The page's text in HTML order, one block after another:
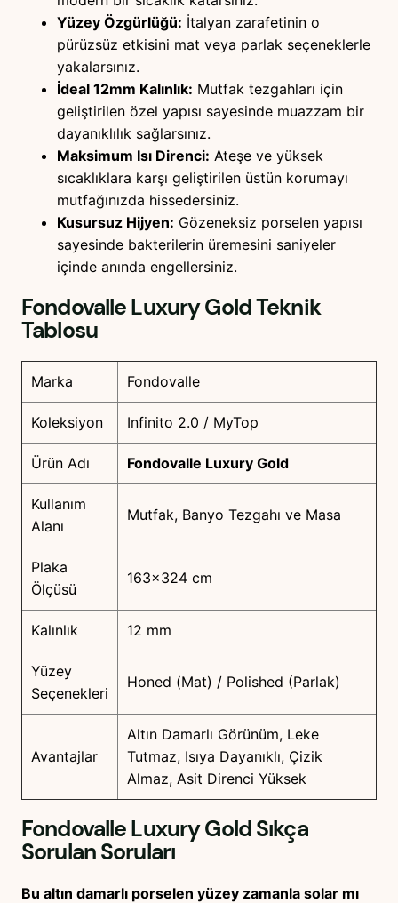
Yüzey Özgürlüğü: İtalyan zarafetinin o
pürüzsüz etkisini mat veya parlak seçeneklerle
yakalarsınız.
İdeal 12mm Kalınlık: Mutfak tezgahları için
geliştirilen özel yapısı sayesinde muazzam bir
dayanıklılık sağlarsınız.
Maksimum Isı Direnci: Ateşe ve yüksek
sıcaklıklara karşı geliştirilen üstün korumayı
mutfağınızda hissedersiniz.
Kusursuz Hijyen: Gözeneksiz porselen yapısı
sayesinde bakterilerin üremesini saniyeler
içinde anında engellersiniz.
Fondovalle Luxury GoldTeknik
Tablosu
Marka Fondovalle
Koleksiyon Infinito 2.0 / MyTop
Ürün Adı Fondovalle Luxury Gold
Kullanım
Alanı
Mutfak, Banyo Tezgahı ve Masa
Plaka
Ölçüsü
163×324 cm
Kalınlık 12 mm
Yüzey
Seçenekleri
Honed (Mat) / Polished (Parlak)
Avantajlar
Altın Damarlı Görünüm, Leke
Tutmaz, Isıya Dayanıklı, Çizik
Almaz, Asit Direnci Yüksek
Fondovalle Luxury GoldSıkça
Sorulan Soruları
Bu altın damarlı porselen yüzey zamanla solar mı